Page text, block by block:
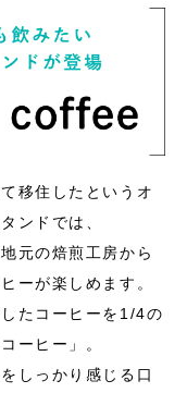
移住したというオ
ンドでは、
元の焙煎工房から
ーが楽しめます。
たコーヒーを1/4の
ーヒー」。
しっかり感じる口